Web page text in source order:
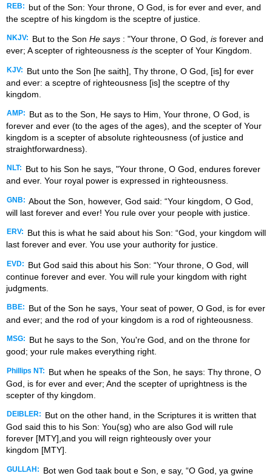
REB:
but of the Son: Your throne, O God, is for ever and ever, and
the sceptre of his kingdom is the sceptre of justice.
NKJV: But to the Son He says : "Your throne, O God, is forever and
ever; A scepter of righteousness is the scepter of Your Kingdom.
KJV:
But unto the Son [he saith], Thy throne, O God, [is] for ever
and ever: a sceptre of righteousness [is] the sceptre of thy
kingdom.
AMP:
But as to the Son, He says to Him, Your throne, O God, is
forever and ever (to the ages of the ages), and the scepter of Your
kingdom is a scepter of absolute righteousness (of justice and
straightforwardness).
NLT:
But to his Son he says, "Your throne, O God, endures forever
and ever. Your royal power is expressed in righteousness.
GNB: About the Son, however, God said: “Your kingdom, O God,
will last forever and ever! You rule over your people with justice.
ERV:
But this is what he said about his Son: “God, your kingdom will
last forever and ever. You use your authority for justice.
EVD:
But God said this about his Son: “Your throne, O God, will
continue forever and ever. You will rule your kingdom with right
judgments.
BBE:
But of the Son he says, Your seat of power, O God, is for ever
and ever; and the rod of your kingdom is a rod of righteousness.
MSG:
But he says to the Son, You're God, and on the throne for
good; your rule makes everything right.
Phillips NT:
But when he speaks of the Son, he says: Thy throne, O
God, is for ever and ever; And the scepter of uprightness is the
scepter of thy kingdom.
DEIBLER:
But on the other hand, in the Scriptures it is written that
God said this to his Son: You(sg) who are also God will rule
forever [MTY],and you will reign righteously over your
kingdom [MTY].
GULLAH:
Bot wen God taak bout e Son, e say, “O God, ya gwine